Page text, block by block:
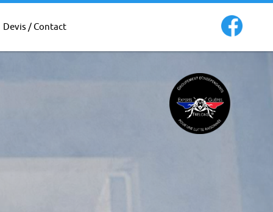
Devis / Contact